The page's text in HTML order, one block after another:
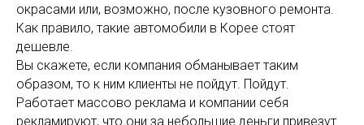
окрасами или, возможно, после кузовного ремонта.
Как правило, такие автомобили в Корее стоят
дешевле.
Вы скажете, если компания обманывает таким
образом, то к ним клиенты не пойдут. Пойдут.
Работает массово реклама и компании себя
рекламируют, что они за небольшие деньги привезут